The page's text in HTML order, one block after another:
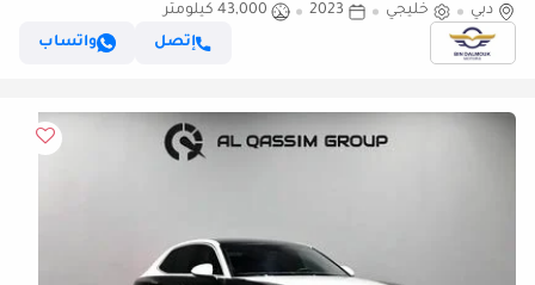
دبي
خليجي 2023
43,000 كيلومتر
إتصل
واتساب